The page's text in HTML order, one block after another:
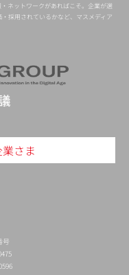
ネットワークがあればこそ。企業が選
採用されているかなど、マスメディア
さま
号